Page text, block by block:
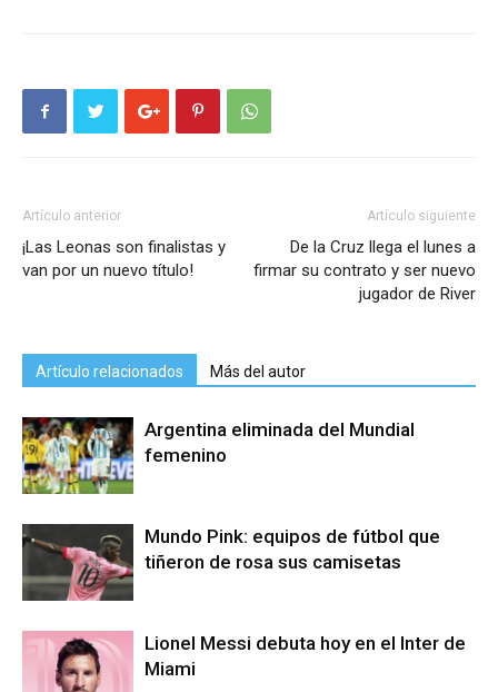
Artículo anterior
¡Las Leonas son finalistas y
van por un nuevo título!
Artículo siguiente
De la Cruz llega el lunes a
firmar su contrato y ser nuevo
jugador de River
Artículo relacionados Más del autor
Argentina eliminada del Mundial
femenino
Mundo Pink: equipos de fútbol que
tiñeron de rosa sus camisetas
Lionel Messi debuta hoy en el Inter de
Miami